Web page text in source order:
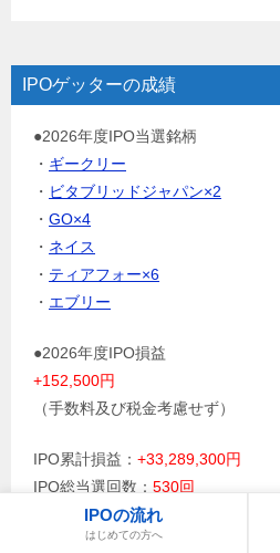
IPOゲッターの成績
●2026年度IPO当選銘柄
・ ギークリー
・ ビタブリッドジャパン×2
・ GO×4
・ ネイス
・ ティアフォー×6
・ エブリー
●2026年度IPO損益
+152,500円
（手数料及び税金考慮せず）
IPO累計損益： +33,289,300円
IPO総当選回数： 530回
IPO実績の詳細はこちら
IPOの流れ
はじめての方へ